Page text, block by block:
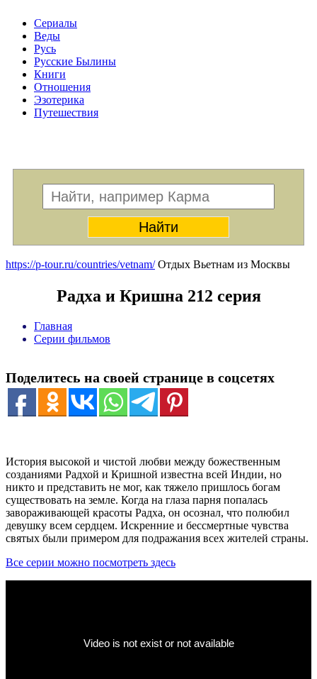
Сериалы
Веды
Русь
Русские Былины
Книги
Отношения
Эзотерика
Путешествия
https://p-tour.ru/countries/vetnam/Отдых Вьетнам из Москвы
Радха и Кришна 212 серия
Главная
Серии фильмов
Поделитесь на своей странице в соцсетях
История высокой и чистой любви между божественным
созданиями Радхой и Кришной известна всей Индии, но
никто и представить не мог, как тяжело пришлось богам
существовать на земле. Когда на глаза парня попалась
завораживающей красоты Радха, он осознал, что полюбил
девушку всем сердцем. Искренние и бессмертные чувства
святых были примером для подражания всех жителей страны.
Все серии можно посмотреть здесь